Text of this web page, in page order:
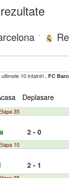
-
ultimele 10 intalniri , FC
Deplasare
35
2 - 0
10
2 - 1